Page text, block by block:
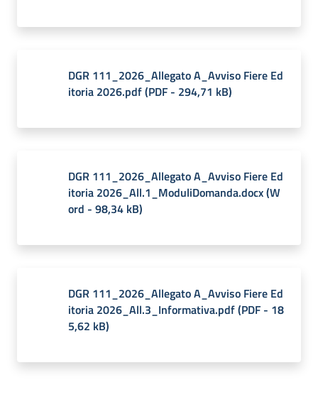
DGR 111_2026_Allegato A_Avviso Fiere Ed
itoria 2026.pdf(PDF - 294,71 kB)
DGR 111_2026_Allegato A_Avviso Fiere Ed
itoria 2026_All.1_ModuliDomanda.docx(W
ord - 98,34 kB)
DGR 111_2026_Allegato A_Avviso Fiere Ed
itoria 2026_All.3_Informativa.pdf(PDF - 18
5,62 kB)